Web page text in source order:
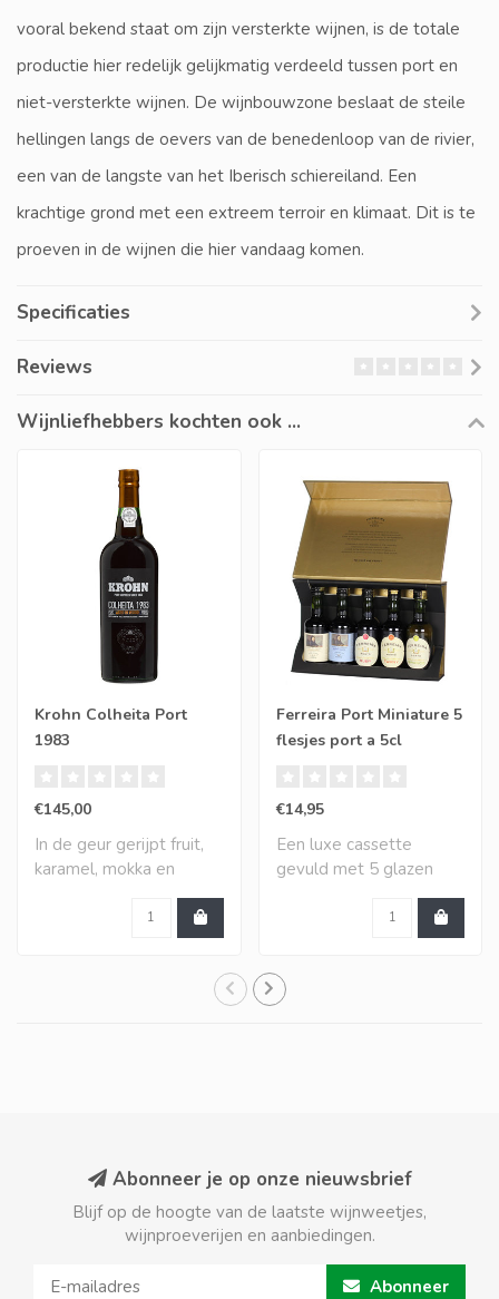
vooral bekend staat om zijn versterkte wijnen, is de totale
productie hier redelijk gelijkmatig verdeeld tussen port en
niet-versterkte wijnen. De wijnbouwzone beslaat de steile
hellingen langs de oevers van de benedenloop van de rivier,
een van de langste van het Iberisch schiereiland. Een
krachtige grond met een extreem terroir en klimaat. Dit is te
proeven in de wijnen die hier vandaag komen.
Specificaties
Reviews
Wijnliefhebbers kochten ook ...
Krohn Colheita Port
1983
€145,00
In de geur gerijpt fruit,
karamel, mokka en
Ferreira Port Miniature 5
flesjes port a 5cl
€14,95
Een luxe cassette
gevuld met 5 glazen
flesjes port à 5cl., d..
Abonneer je op onze nieuwsbrief
Blijf op de hoogte van de laatste wijnweetjes,
wijnproeverijen en aanbiedingen.
Abonneer